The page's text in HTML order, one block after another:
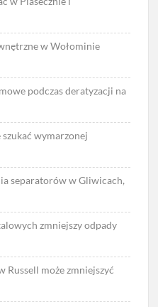
w Wołominie
podczas deratyzacji na
wymarzonej
separatorów w Gliwicach,
zmniejszy odpady
Russell może zmniejszyć